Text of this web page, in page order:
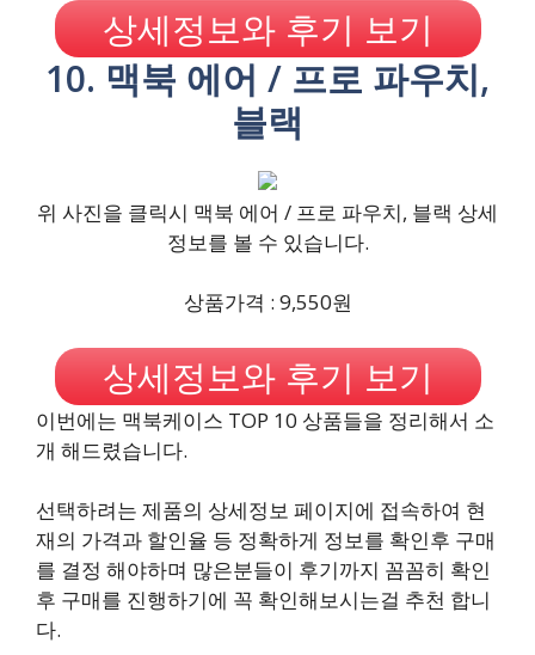
상세정보와 후기 보기
10. 맥북 에어 / 프로 파우치,
블랙
위 사진을 클릭시 맥북 에어 / 프로 파우치, 블랙 상세
정보를 볼 수 있습니다.
상품가격 : 9,550원
상세정보와 후기 보기
이번에는 맥북케이스 TOP 10 상품들을 정리해서 소
개 해드렸습니다.
선택하려는 제품의 상세정보 페이지에 접속하여 현
재의 가격과 할인율 등 정확하게 정보를 확인후 구매
를 결정 해야하며 많은분들이 후기까지 꼼꼼히 확인
후 구매를 진행하기에 꼭 확인해보시는걸 추천 합니
다.